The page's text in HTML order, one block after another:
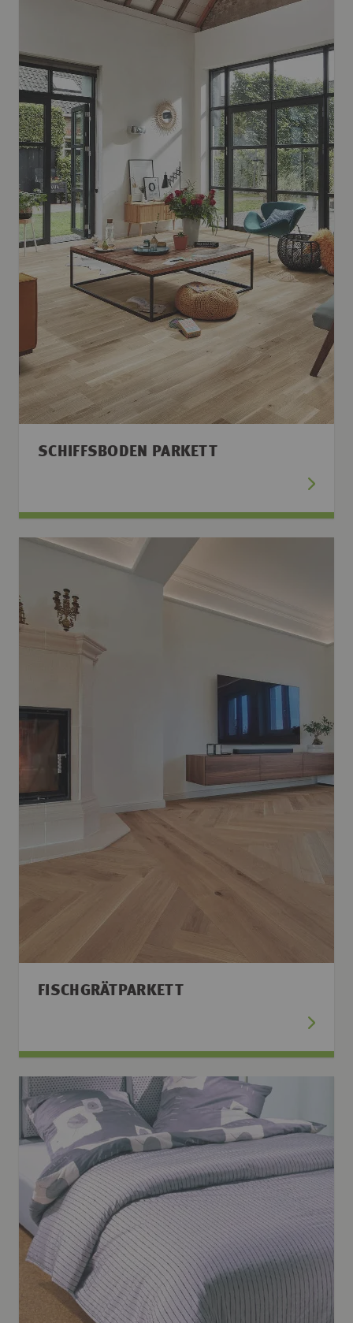
SCHIFFSBODEN PARKETT
FISCHGRÄTPARKETT